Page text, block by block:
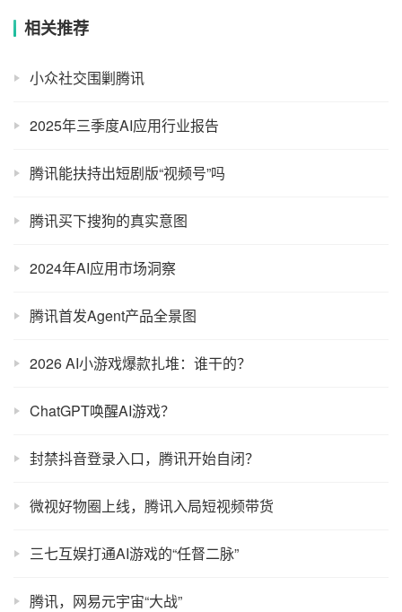
相关推荐
小众社交围剿腾讯
2025年三季度AI应用行业报告
腾讯能扶持出短剧版“视频号”吗
腾讯买下搜狗的真实意图
2024年AI应用市场洞察
腾讯首发Agent产品全景图
2026 AI小游戏爆款扎堆：谁干的？
ChatGPT唤醒AI游戏？
封禁抖音登录入口，腾讯开始自闭？
微视好物圈上线，腾讯入局短视频带货
三七互娱打通AI游戏的“任督二脉”
腾讯，网易元宇宙“大战”